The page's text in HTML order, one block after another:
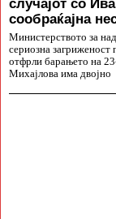
случајот со
сообраќајна
Министерството за
сериозна загриженост
отфрли барањето на
Михајлова има двојно